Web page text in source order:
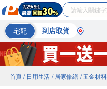
宅配 到店取貨
首頁 / 日用生活 / 居家修繕 / 五金材料